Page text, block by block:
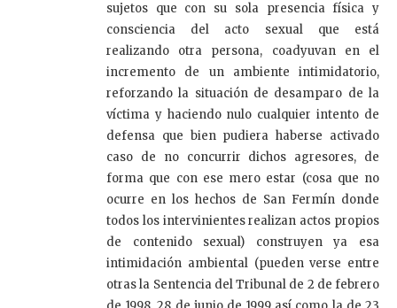
sujetos que con su sola presencia física y
consciencia del acto sexual que está
realizando otra persona, coadyuvan en el
incremento de un ambiente intimidatorio,
reforzando la situación de desamparo de la
víctima y haciendo nulo cualquier intento de
defensa que bien pudiera haberse activado
caso de no concurrir dichos agresores, de
forma que con ese mero estar (cosa que no
ocurre en los hechos de San Fermín donde
todos los intervinientes realizan actos propios
de contenido sexual) construyen ya esa
intimidación ambiental (pueden verse entre
otras la Sentencia del Tribunal de 2 de febrero